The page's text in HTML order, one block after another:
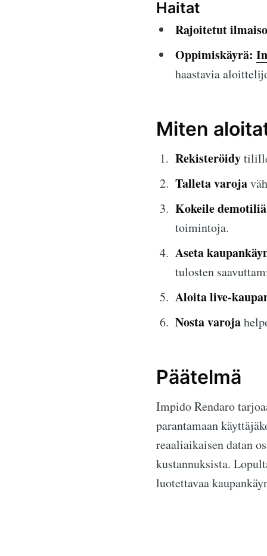
Haitat
Rajoitetut
Oppimiskäyrä:
haastavia
Miten
Rekisteröidy
Talleta varoja
Kokeile demotiliä
toimintoja.
Aseta
tulosten
Aloita live-
Nosta varoja
Päätelmä
Impido Rendaro
parantamaan
reaaliaikaisen datan
kustannuksista.
luotettavaa